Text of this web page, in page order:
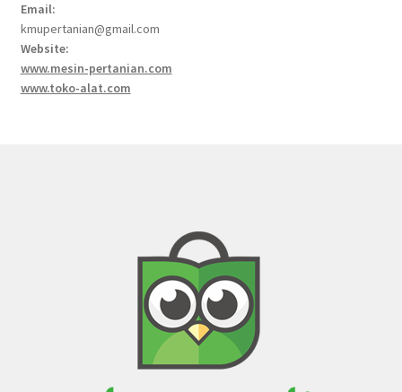
Email:
kmupertanian@gmail.com
Website:
www.mesin-pertanian.com
www.toko-alat.com